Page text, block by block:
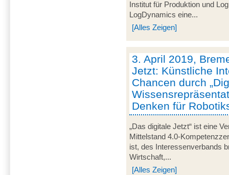
Institut für Produktion und
LogDynamics eine...
[Alles Zeigen]
3. April 2019,
Jetzt: Künstliche
Chancen durch
Denken für
„Das digitale Jetzt“ ist eine
Mittelstand 4.0-
ist, des Interessenverbands
Wirtschaft,...
[Alles Zeigen]